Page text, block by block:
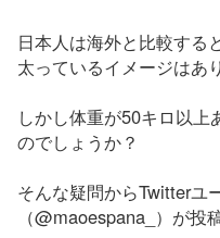
日本人は海外と比較する
太っているイメージはあ
しかし体重が50キロ以
のでしょうか？
そんな疑問からTwitterユ
（@maoespana_）が投